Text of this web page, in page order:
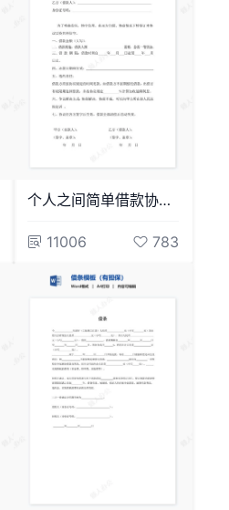
个人之间简单借款协议模版
11006 783